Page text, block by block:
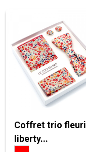
Coffret trio fleuri
liberty...